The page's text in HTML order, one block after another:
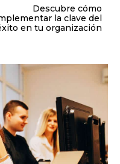
Descubre cómo
la clave del
en tu organización